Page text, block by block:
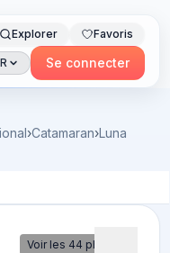
Explorer Favoris
Se connecter
›Catamaran›Luna
Voir les 44 photos